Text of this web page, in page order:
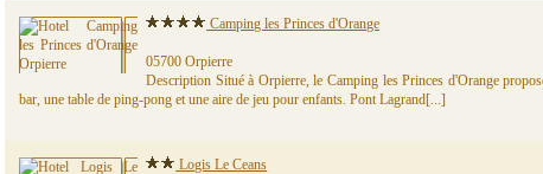
Camping les Princes d'Orange
05700 Orpierre
Description Situé à Orpierre, le Camping les Princes d'Orange
bar, une table de ping-pong et une aire de jeu pour enfants. Pont Lagrand[...]
Logis Le Ceans